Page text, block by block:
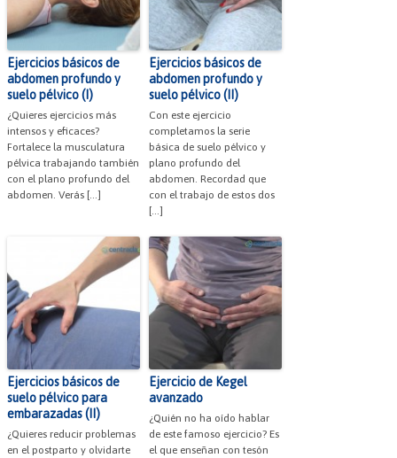
Ejercicios básicos de
abdomen profundo y
suelo pélvico (I)
¿Quieres ejercicios más
intensos y eficaces?
Fortalece la musculatura
pélvica trabajando también
con el plano profundo del
abdomen. Verás […]
Ejercicios básicos de
abdomen profundo y
suelo pélvico (II)
Con este ejercicio
completamos la serie
básica de suelo pélvico y
plano profundo del
abdomen. Recordad que
con el trabajo de estos dos
[…]
Ejercicios básicos de
suelo pélvico para
embarazadas (II)
¿Quieres reducir problemas
en el postparto y olvidarte
Ejercicio de Kegel
avanzado
¿Quién no ha oído hablar
de este famoso ejercicio? Es
el que enseñan con tesón